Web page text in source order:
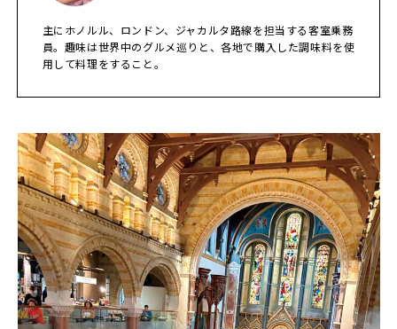
主にホノルル、ロンドン、ジャカルタ路線を担当する客室乗務
員。趣味は世界中のグルメ巡りと、各地で購入した調味料を使
用して料理をすること。